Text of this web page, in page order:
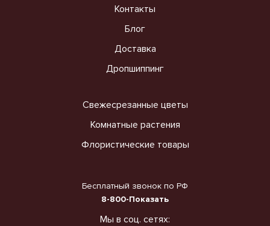
Контакты
Блог
Доставка
Дропшиппинг
Свежесрезанные цветы
Комнатные растения
Флористические товары
Бесплатный звонок по РФ
8-800-Показать
Мы в соц. сетях: